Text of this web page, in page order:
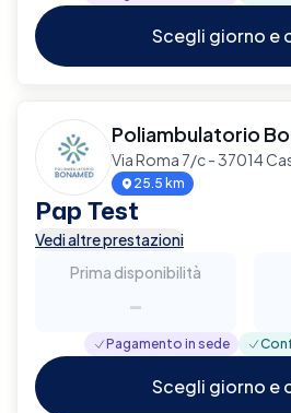
Scegli giorno e
Poliambulatorio
Via Roma 7/c - 37014
25.5 km
Pap Test
Vedi altre prestazioni
Prima disponibilità
-
Pagamento in sede
Scegli giorno e